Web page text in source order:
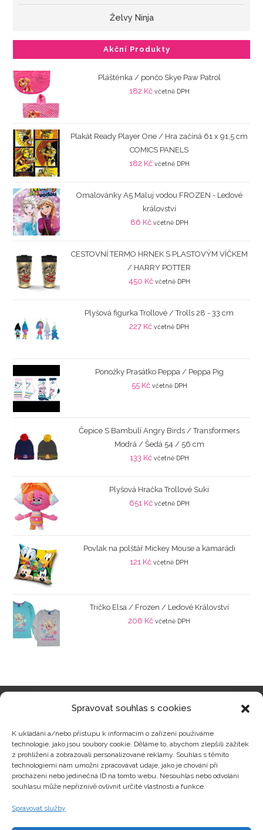
Spravovat souhlas s cookies
K ukládání a/nebo přístupu k informacím o zařízení používáme
technologie, jako jsou soubory cookie. Děláme to, abychom zlepšili zážitek
z prohlížení a zobrazovali personalizované reklamy. Souhlas s těmito
technologiemi nám umožní zpracovávat údaje, jako je chování při
procházení nebo jedinečná ID na tomto webu. Nesouhlas nebo odvolání
souhlasu může nepříznivě ovlivnit určité vlastnosti a funkce.
Spravovat služby
Želvy Ninja
Akční Produkty
Pláštěnka / pončo Skye Paw Patrol
182 Kč včetně DPH
Plakát Ready Player One / Hra začíná 61 x 91,5 cm
COMICS PANELS
182 Kč včetně DPH
Omalovánky A5 Maluj vodou FROZEN - Ledové
království
86 Kč včetně DPH
CESTOVNÍ TERMO HRNEK S PLASTOVÝM VÍČKEM
/ HARRY POTTER
450 Kč včetně DPH
Plyšová figurka Trollové / Trolls 28 - 33 cm
227 Kč včetně DPH
Ponožky Prasátko Peppa / Peppa Pig
55 Kč včetně DPH
Čepice S Bambulí Angry Birds / Transformers
Modrá / Šedá 54 / 56 cm
133 Kč včetně DPH
Plyšová Hračka Trollové Suki
651 Kč včetně DPH
Povlak na polštář Mickey Mouse a kamarádi
121 Kč včetně DPH
Tričko Elsa / Frozen / Ledové Království
206 Kč včetně DPH
Zajímavosti